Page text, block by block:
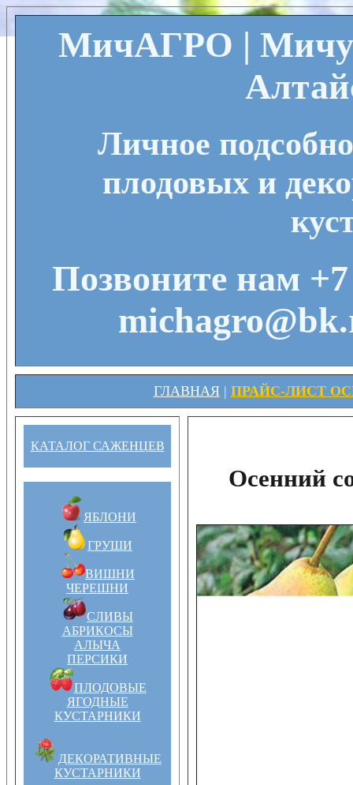
МичАГРО |
Личное
плодовых и
Позвоните нам
ГЛАВНАЯ| ПРАЙС-ЛИСТ
КАТАЛОГ САЖЕНЦЕВ
ЯБЛОНИ
ГРУШИ
ВИШНИ
ЧЕРЕШНИ
СЛИВЫ
АБРИКОСЫ
АЛЫЧА
ПЕРСИКИ
ПЛОДОВЫЕ
ЯГОДНЫЕ
КУСТАРНИКИ
ДЕКОРАТИВНЫЕ
КУСТАРНИКИ
Осенний